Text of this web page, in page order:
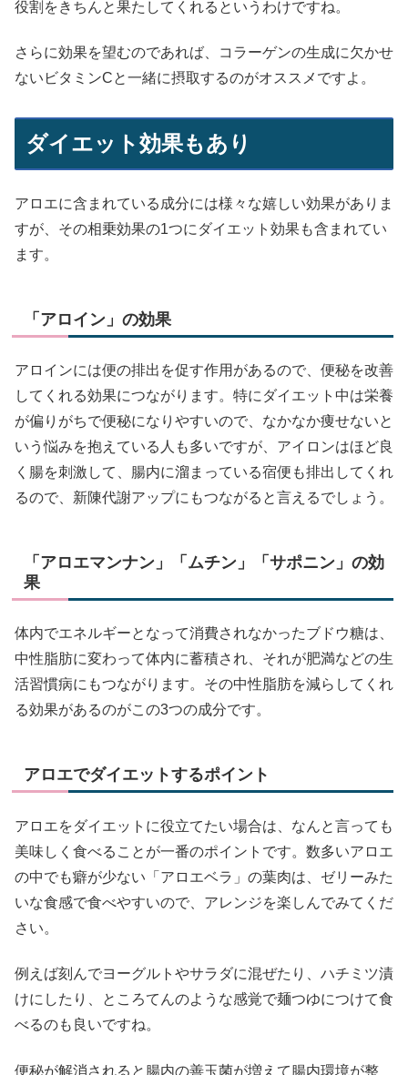
役割をきちんと果たしてくれるというわけですね。
さらに効果を望むのであれば、コラーゲンの生成に欠かせ
ないビタミンCと一緒に摂取するのがオススメですよ。
ダイエット効果もあり
アロエに含まれている成分には様々な嬉しい効果がありま
すが、その相乗効果の1つにダイエット効果も含まれてい
ます。
「アロイン」の効果
アロインには便の排出を促す作用があるので、便秘を改善
してくれる効果につながります。特にダイエット中は栄養
が偏りがちで便秘になりやすいので、なかなか痩せないと
いう悩みを抱えている人も多いですが、アイロンはほど良
く腸を刺激して、腸内に溜まっている宿便も排出してくれ
るので、新陳代謝アップにもつながると言えるでしょう。
「アロエマンナン」「ムチン」「サポニン」の効
果
体内でエネルギーとなって消費されなかったブドウ糖は、
中性脂肪に変わって体内に蓄積され、それが肥満などの生
活習慣病にもつながります。その中性脂肪を減らしてくれ
る効果があるのがこの3つの成分です。
アロエでダイエットするポイント
アロエをダイエットに役立てたい場合は、なんと言っても
美味しく食べることが一番のポイントです。数多いアロエ
の中でも癖が少ない「アロエベラ」の葉肉は、ゼリーみた
いな食感で食べやすいので、アレンジを楽しんでみてくだ
さい。
例えば刻んでヨーグルトやサラダに混ぜたり、ハチミツ漬
けにしたり、ところてんのような感覚で麺つゆにつけて食
べるのも良いですね。
便秘が解消されると腸内の善玉菌が増えて腸内環境が整